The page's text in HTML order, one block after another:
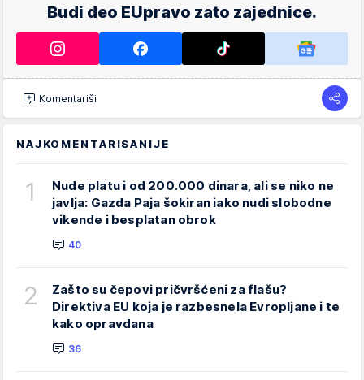
Budi deo EUpravo zato zajednice.
Komentariši
NAJKOMENTARISANIJE
1
Nude platu i od 200.000 dinara, ali se niko ne
javlja: Gazda Paja šokiran iako nudi slobodne
vikende i besplatan obrok
40
2
Zašto su čepovi pričvršćeni za flašu?
Direktiva EU koja je razbesnela Evropljane i te
kako opravdana
36